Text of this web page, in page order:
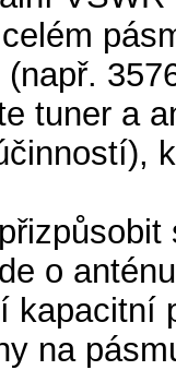
tuner a
o
kapacitní
na